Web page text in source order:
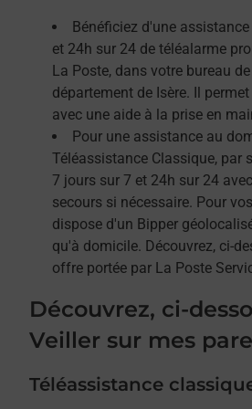
Bénéficiez d'une
et 24h sur 24 de téléalarme
La Poste, dans votre bureau
département de Isère. Il
avec une aide à la prise en
Pour une assistance au
Téléassistance Classique, par
7 jours sur 7 et 24h sur 24
secours si nécessaire. Pour
dispose d'un Bipper
qu'à domicile. Découvrez, ci-
offre portée par La Poste
Découvrez, ci-
Veiller sur mes
Téléassistance